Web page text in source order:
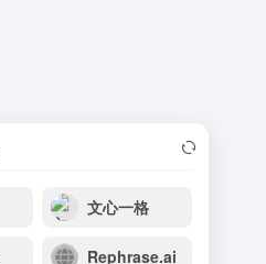
文心一格
Rephrase.ai